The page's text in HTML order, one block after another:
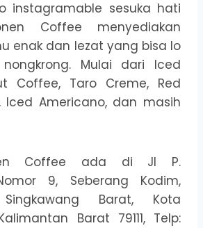
instagramable sesuka hati
Coffee menyediakan
enak dan lezat yang bisa lo
Mulai dari Iced
Coffee, Taro Creme, Red
Iced Americano, dan masih
Coffee ada di Jl P.
9, Seberang Kodim,
Barat, Kota
Barat 79111, Telp: